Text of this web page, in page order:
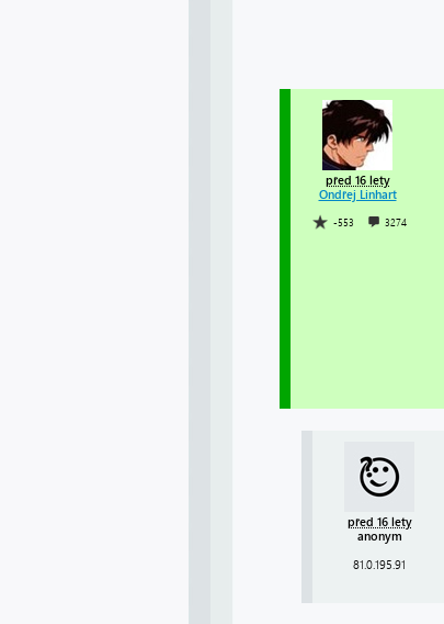
před 16 lety
Ondřej Linhart
-553 3274
před 16 lety
anonym
81.0.195.91